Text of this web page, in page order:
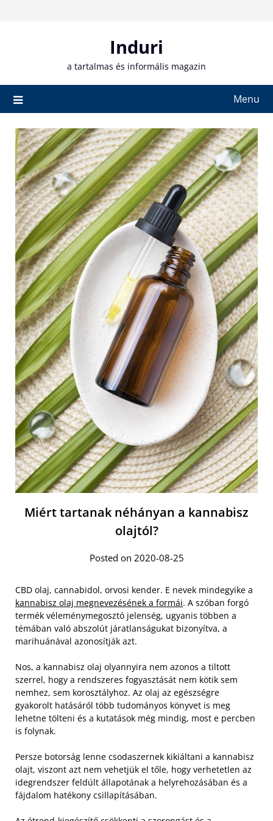
Induri
a tartalmas és informális magazin
Menu
Miért tartanak néhányan a kannabisz
olajtól?
Posted on 2020-08-25
CBD olaj, cannabidol, orvosi kender. E nevek mindegyike a
kannabisz olaj megnevezésének a formái. A szóban forgó
termék véleménymegosztó jelenség, ugyanis többen a
témában való abszolút járatlanságukat bizonyítva, a
marihuánával azonosítják azt.
Nos, a kannabisz olaj olyannyira nem azonos a tiltott
szerrel, hogy a rendszeres fogyasztását nem kötik sem
nemhez, sem korosztályhoz. Az olaj az egészségre
gyakorolt hatásáról több tudományos könyvet is meg
lehetne tölteni és a kutatások még mindig, most e percben
is folynak.
Persze botorság lenne csodaszernek kikiáltani a kannabisz
olajt, viszont azt nem vehetjük el tőle, hogy verhetetlen az
idegrendszer feldúlt állapotának a helyrehozásában és a
fájdalom hatékony csillapításában.